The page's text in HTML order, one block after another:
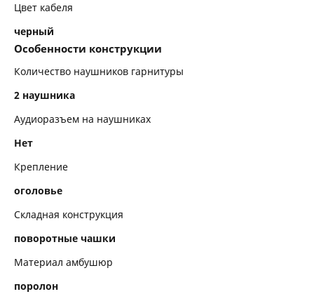
Цвет кабеля
черный
Особенности конструкции
Количество наушников гарнитуры
2 наушника
Аудиоразъем на наушниках
Нет
Крепление
оголовье
Складная конструкция
поворотные чашки
Материал амбушюр
поролон